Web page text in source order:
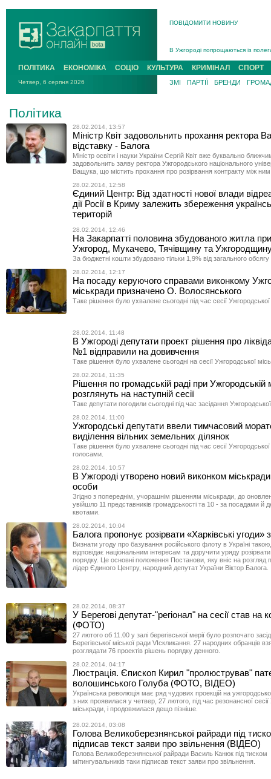
ПОВІДОМИТИ НОВИНУ
В Ужгороді 5 серпня
Підтвердили загибель
На війні з рф поліг військовий з
ПОЛІТИКА ЕКОНОМІКА СОЦІО КУЛЬТУРА КРИМІНАЛ СПОРТ
Четвер, 6 серпня 2026 ЗМІ ПАРТІЇ БРЕНДИ
Політика
28.02.2014, 13:57
Міністр Квіт задовольнить прохання ректора
відставку - Балога
Міністр освіти і науки України Сергій Квіт вже буквально
задовольнить заяву ректора Ужгородського національного
Ващука, що містить прохання про розірвання контракту між ним
28.02.2014, 12:58
Єдиний Центр: Від здатності нової влади
дії Росії в Криму залежить збереження
територій
28.02.2014, 12:46
На Закарпатті половина збудованого житла
Ужгород, Мукачево, Тячівщину та
За бюджетні кошти збудовано тільки 1,9% від загального обсягу
28.02.2014, 12:17
На посаду керуючого справами виконкому
міськради призначено О. Волосянського
Таке рішення було ухвалене сьогодні під час сесії
28.02.2014, 11:48
В Ужгороді депутати проект рішення про
№1 відправили на довивчення
Таке рішення було ухвалене сьогодні на сесії Ужгородської
28.02.2014, 11:35
Рішення по громадській раді при Ужгородській
розглянуть на наступній сесії
Таке депутати погодили сьогодні під час засідання
28.02.2014, 11:00
Ужгородські депутати ввели тимчасовий
виділення вільних земельних ділянок
Таке рішення було ухвалене сьогодні під час сесії
голосами.
28.02.2014, 10:57
В Ужгороді утворено новий виконком
особи
Згідно з попереднім, учорашнім рішенням міськради, до
увійшло 11 представників громадськості та 10 - за посадами й
квотами.
28.02.2014, 10:04
Балога пропонує розірвати «Харківські угоди»
Визнати угоду про базування російського флоту в Україні
відповідає національним інтересам та доручити уряду
порядку. Це основні положення Постанови, яку вніс на розгляд
лідер Єдиного Центру, народний депутат України Віктор Балога.
28.02.2014, 08:37
У Берегові депутат-"регіонал" на сесії став на
(ФОТО)
27 лютого об 11.00 у залі берегівської мерії було розпочато
Берегівської міської ради VIскликання. 27 народних обранців
розглядати 76 проектів рішень порядку денного.
28.02.2014, 04:17
Люстрація. Єпископ Кирил "пролюстрував"
волошинського Голуба (ФОТО, ВІДЕО)
Українська революція має ряд чудових проекцій на
з них проявилася у четвер, 27 лютого, під час резонансної сесії
міськради, і продовжилася дещо пізніше.
28.02.2014, 03:08
Голова Великоберезнянської райради під
підписав текст заяви про звільнення (ВІДЕО)
Голова Великоберезнянської райради Василь Канюк під тиском
мітингувальників таки підписав текст заяви про звільнення.